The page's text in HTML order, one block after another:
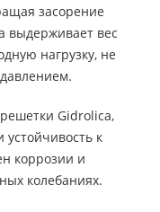
засорение
выдерживает вес
нагрузку, не
решетки Gidrolica,
к
коррозии и
колебаниях.